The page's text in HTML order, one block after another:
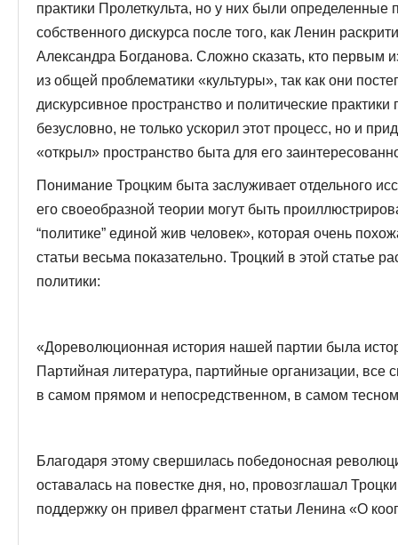
практики Пролеткульта, но у них были
собственного дискурса после того, как Ленин
Александра Богданова. Сложно сказать, кто первым
из общей проблематики «культуры», так как они
дискурсивное пространство и политические
безусловно, не только ускорил этот процесс, но и
«открыл» пространство быта для его
Понимание Троцким быта заслуживает отдельного
его своеобразной теории могут быть
“политике” единой жив человек», которая очень
статьи весьма показательно. Троцкий в этой статье
политики:
«Дореволюционная история нашей партии была
Партийная литература, партийные организации, все
в самом прямом и непосредственном, в самом
Благодаря этому свершилась победоносная
оставалась на повестке дня, но, провозглашал
поддержку он привел фрагмент статьи Ленина «О